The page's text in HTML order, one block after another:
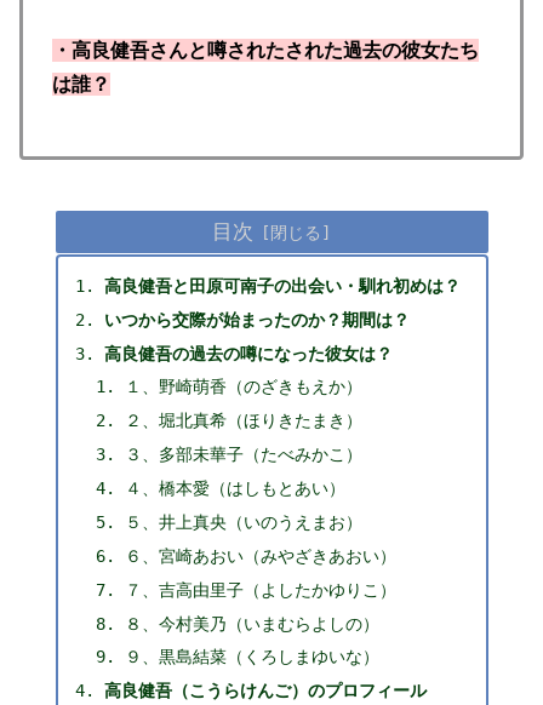
・高良健吾さんと噂されたされた過去の彼女たち
は誰？
目次
高良健吾と田原可南子の出会い・馴れ初めは？
いつから交際が始まったのか？期間は？
高良健吾の過去の噂になった彼女は？
１、野崎萌香（のざきもえか）
２、堀北真希（ほりきたまき）
３、多部未華子（たべみかこ）
４、橋本愛（はしもとあい）
５、井上真央（いのうえまお）
６、宮崎あおい（みやざきあおい）
７、吉高由里子（よしたかゆりこ）
８、今村美乃（いまむらよしの）
９、黒島結菜（くろしまゆいな）
高良健吾（こうらけんご）のプロフィール